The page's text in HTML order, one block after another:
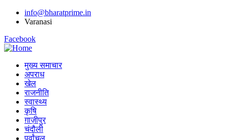
info@bharatprime.in
Varanasi
Facebook
मुख्य समाचार
अपराध
खेल
राजनीति
स्वास्थ्य
कृषि
ग़ाज़ीपुर
चंदौली
पूर्वांचल